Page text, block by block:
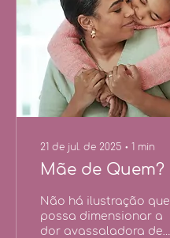
21 de jul. de 2025 ∙ 1 min
Mãe de Quem?
Não há ilustração que
possa dimensionar a
dor avassaladora de